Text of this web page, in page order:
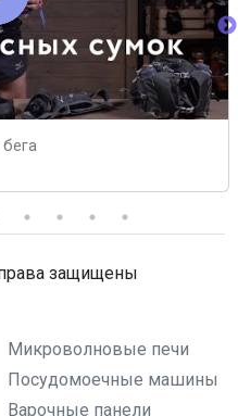
защищены
Микроволновые печи
Посудомоечные машины
Варочные панели